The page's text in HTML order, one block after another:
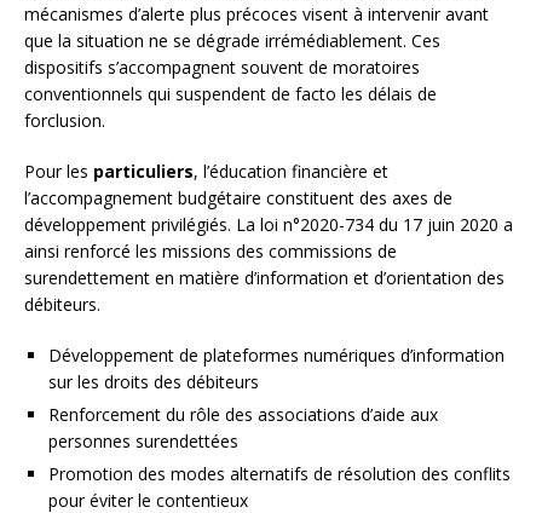
mécanismes d’alerte plus précoces visent à intervenir avant
que la situation ne se dégrade irrémédiablement. Ces
dispositifs s’accompagnent souvent de moratoires
conventionnels qui suspendent de facto les délais de
forclusion.
Pour les particuliers, l’éducation financière et
l’accompagnement budgétaire constituent des axes de
développement privilégiés. La loi n°2020-734 du 17 juin 2020 a
ainsi renforcé les missions des commissions de
surendettement en matière d’information et d’orientation des
débiteurs.
Développement de plateformes numériques d’information
sur les droits des débiteurs
Renforcement du rôle des associations d’aide aux
personnes surendettées
Promotion des modes alternatifs de résolution des conflits
pour éviter le contentieux